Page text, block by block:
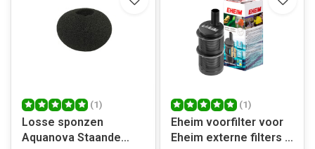
(1)
Losse sponzen
Aquanova Staande
(1)
Eheim voorfilter voor
Eheim externe filters &